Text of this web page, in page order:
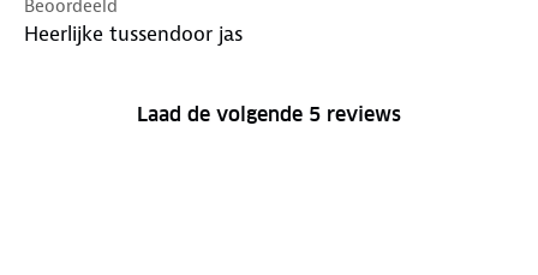
Beoordeeld
Heerlijke tussendoor jas
Laad de volgende 5 reviews